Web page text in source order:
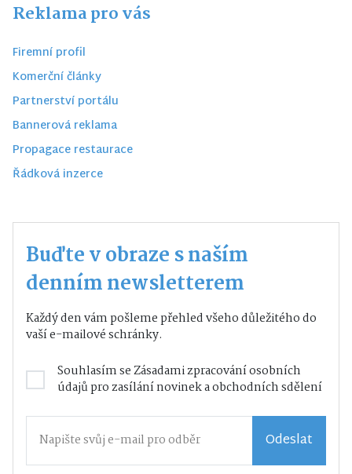
Reklama pro vás
Firemní profil
Komerční články
Partnerství portálu
Bannerová reklama
Propagace restaurace
Řádková inzerce
Buďte v obraze s naším
denním newsletterem
Každý den vám pošleme přehled všeho důležitého do
vaší e-mailové schránky.
Souhlasím seZásadami zpracování osobních
údajůpro zasílání novinek a obchodních sdělení
Odeslat